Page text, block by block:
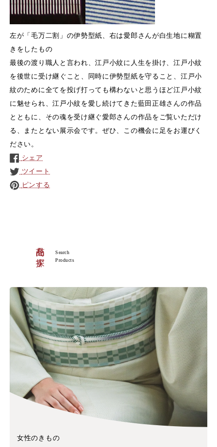
左が「毛万二割」の伊勢型紙、右は愛郎さんが白生地に糊置
きをしたもの
最後の渡り職人と言われ、江戸小紋に人生を掛け、江戸小紋
を後世に受け継ぐこと、同時に伊勢型紙を守ること、江戸小
紋のために全てを投げ打っても構わないと思うほど江戸小紋
に魅せられ、江戸小紋を愛し続けてきた藍田正雄さんの作品
とともに、その魂を受け継ぐ愛郎さんの作品をご覧いただけ
る、またとない展示会です。ぜひ、この機会に足をお運びく
ださい。
シェア
ツイート
ピンする
商品を探す
Search
Products
女性のきもの